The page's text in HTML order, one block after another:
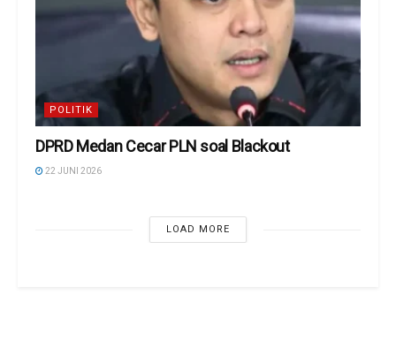
POLITIK
DPRD Medan Cecar PLN soal Blackout
22 JUNI 2026
LOAD MORE